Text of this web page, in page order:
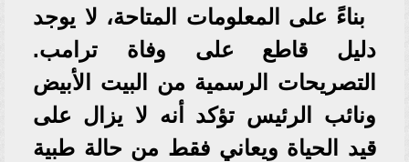
بناءً على المعلومات المتاحة، لا يوجد
دليل قاطع على وفاة ترامب.
التصريحات الرسمية من البيت الأبيض
ونائب الرئيس تؤكد أنه لا يزال على
قيد الحياة ويعاني فقط من حالة طبية